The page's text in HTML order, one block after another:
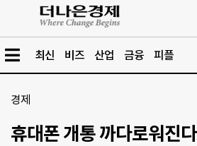
최신 비즈 산업 금융 피플
경제
휴대폰 개통 까다로워진